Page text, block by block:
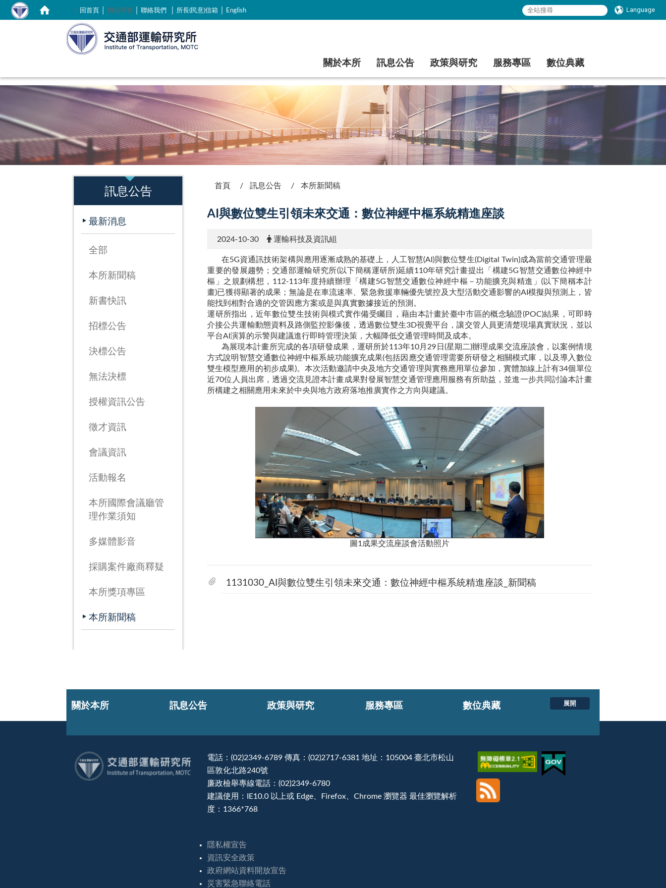
::: 回首頁｜ 網站導覽 聯絡我們｜ 所長(民意)信箱｜ English Language
關於本所 訊息公告 政策與研究 服務專區 數位典藏
訊息公告
最新消息
全部
本所新聞稿
新書快訊
招標公告
決標公告
無法決標
授權資訊公告
徵才資訊
會議資訊
活動報名
本所國際會議廳管
理作業須知
多媒體影音
採購案件廠商釋疑
本所獎項專區
本所新聞稿
首頁 訊息公告 本所新聞稿
AI與數位雙生引領未來交通：數位神經中樞系統精進座談
2024-10-30 運輸科技及資訊組
在5G資通訊技術架構與應用逐漸成熟的基礎上，人工智慧(AI)與數位雙生(Digital Twin)成為當前交通管理最
重要的發展趨勢；交通部運輸研究所(以下簡稱運研所)延續110年研究計畫提出「構建5G智慧交通數位神經中
樞」之規劃構想，112-113年度持續辦理「構建5G智慧交通數位神經中樞－功能擴充與精進」(以下簡稱本計
畫)已獲得顯著的成果；無論是在車流速率、緊急救援車輛優先號控及大型活動交通影響的AI模擬與預測上，皆
能找到相對合適的交管因應方案或是與真實數據接近的預測。
運研所指出，近年數位雙生技術與模式實作備受矚目，藉由本計畫於臺中市區的概念驗證(POC)結果，可即時
介接公共運輸動態資料及路側監控影像後，透過數位雙生3D視覺平台，讓交管人員更清楚現場真實狀況，並以
平台AI演算的示警與建議進行即時管理決策，大幅降低交通管理時間及成本。
為展現本計畫所完成的各項研發成果，運研所於113年10月29日(星期二)辦理成果交流座談會，以案例情境
方式說明智慧交通數位神經中樞系統功能擴充成果(包括因應交通管理需要所研發之相關模式庫，以及導入數位
雙生模型應用的初步成果)。本次活動邀請中央及地方交通管理與實務應用單位參加，實體加線上計有34個單位
近70位人員出席，透過交流見證本計畫成果對發展智慧交通管理應用服務有所助益，並進一步共同討論本計畫
所構建之相關應用未來於中央與地方政府落地推廣實作之方向與建議。
圖1成果交流座談會活動照片
1131030_AI與數位雙生引領未來交通：數位神經中樞系統精進座談_新聞稿
展開
關於本所 訊息公告 政策與研究 服務專區 數位典藏
電話：(02)2349-6789 傳真：(02)2717-6381 地址：105004 臺北市松山
區敦化北路240號
廉政檢舉專線電話：(02)2349-6780
建議使用：IE10.0 以上或 Edge、Firefox、Chrome 瀏覽器 最佳瀏覽解析
度：1366*768
隱私權宣告
資訊安全政策
政府網站資料開放宣告
災害緊急聯絡電話